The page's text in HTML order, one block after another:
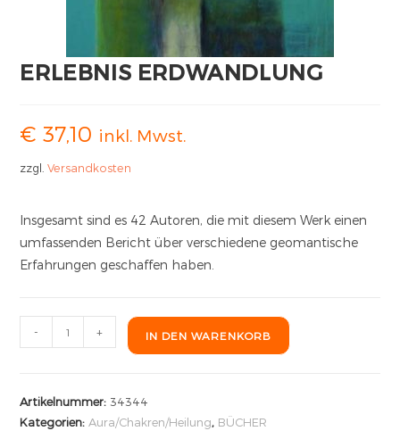
ERLEBNIS ERDWANDLUNG
€ 37,10 inkl. Mwst.
zzgl.Versandkosten
Insgesamt sind es 42 Autoren, die mit diesem Werk einen
umfassenden Bericht über verschiedene geomantische
Erfahrungen geschaffen haben.
- + IN DEN WARENKORB
Artikelnummer: 34344
Kategorien: Aura/Chakren/Heilung, BÜCHER